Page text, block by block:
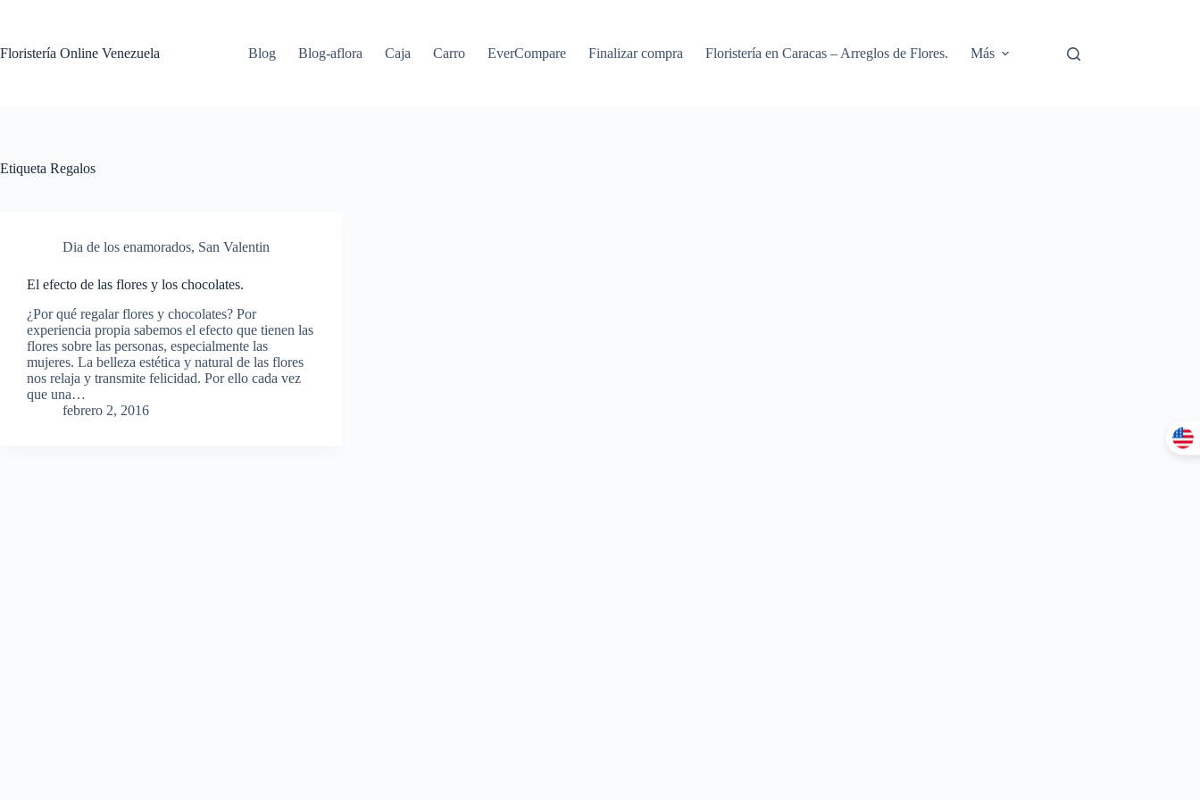
Floristería Online Venezuela Blog Blog-aflora Caja Carro EverCompare Finalizar compra Floristería en Caracas – Arreglos de Flores. Más
Etiqueta Regalos
Dia de los enamorados, San Valentin
El efecto de las flores y los chocolates.
¿Por qué regalar flores y chocolates? Por
experiencia propia sabemos el efecto que tienen las
flores sobre las personas, especialmente las
mujeres. La belleza estética y natural de las flores
nos relaja y transmite felicidad. Por ello cada vez
que una…
febrero 2, 2016